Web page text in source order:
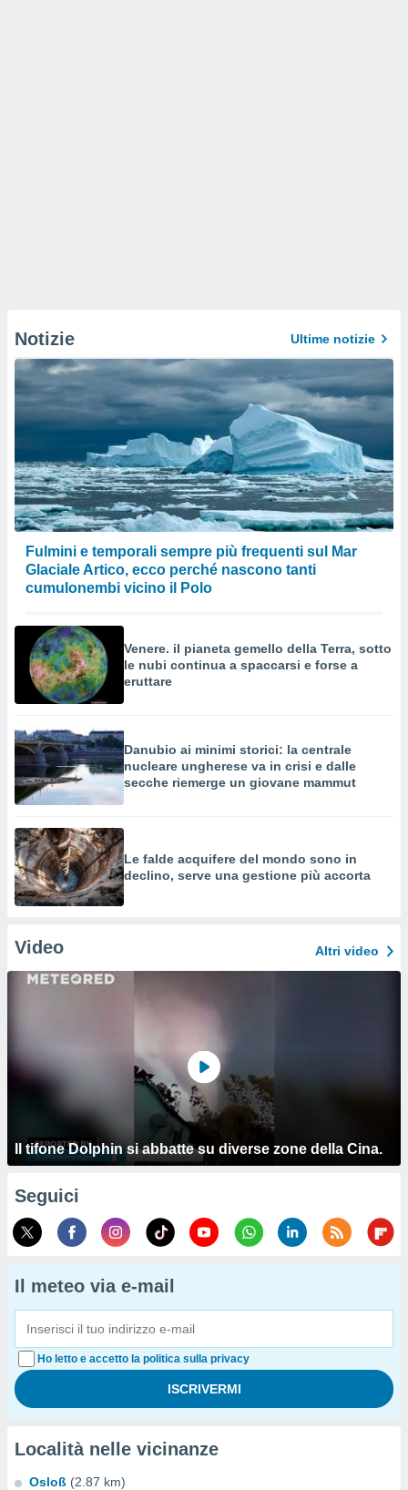
Notizie Ultime notizie
Fulmini e temporali sempre più frequenti sul Mar
Glaciale Artico, ecco perché nascono tanti
cumulonembi vicino il Polo
Venere. il pianeta gemello della Terra, sotto
le nubi continua a spaccarsi e forse a
eruttare
Danubio ai minimi storici: la centrale
nucleare ungherese va in crisi e dalle
secche riemerge un giovane mammut
Le falde acquifere del mondo sono in
declino, serve una gestione più accorta
Video Altri video
Il tifone Dolphin si abbatte su diverse zone della Cina.
Seguici
Il meteo via e-mail
Ho letto e accetto la politica sulla privacy
Località nelle vicinanze
Osloß (2.87 km)